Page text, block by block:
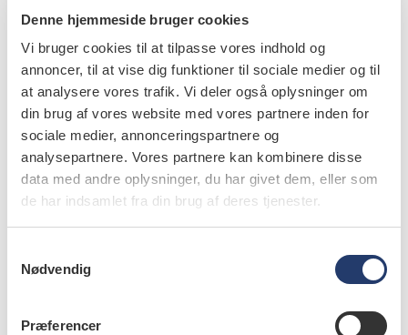
Denne hjemmeside bruger cookies
Vi bruger cookies til at tilpasse vores indhold og
annoncer, til at vise dig funktioner til sociale medier og til
at analysere vores trafik. Vi deler også oplysninger om
din brug af vores website med vores partnere inden for
sociale medier, annonceringspartnere og
analysepartnere. Vores partnere kan kombinere disse
data med andre oplysninger, du har givet dem, eller som
de har indsamlet fra din brug af deres tjenester.
Nødvendig
Præferencer
– Vi ved, at det tredobler risikoen for at begynde at ryge,
når først hjernen har vænnet sig til nikotin. Det er win-
win for tobaksindustrien, der pusher det til de unge
mennesker.
Hun mener, at regulering af tobaksindustriens
muligheder for at lave skjult marketing, fx på ­sociale
medier, er det vigtigste greb. Og at der også er behov for
Det er Lotus Sofie Bast enig i. Hun mener, at der både er